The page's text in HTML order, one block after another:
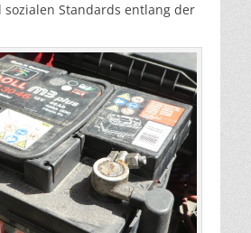
sozialen Standards entlang der